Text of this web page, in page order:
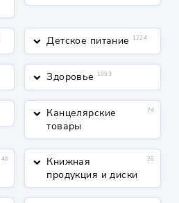
keyboard_arrow_down Детское питание 1224
keyboard_arrow_down Здоровье 1053
keyboard_arrow_down Канцелярские
товары
74
46 keyboard_arrow_down Книжная
продукция и диски
26